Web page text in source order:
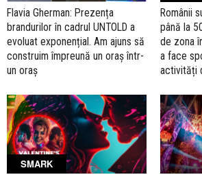
Flavia Gherman: Prezența
brandurilor în cadrul UNTOLD a
evoluat exponențial. Am ajuns să
construim împreună un oraș într-
un oraș
Românii
până la
de zona
a face
activități
SMARK